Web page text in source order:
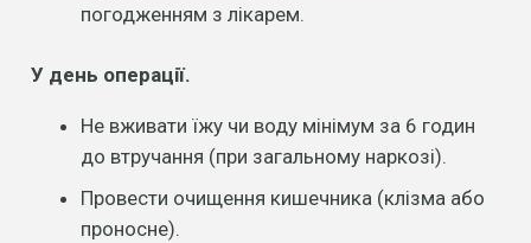
погодженням з лікарем.
У день операції.
Не вживати їжу чи воду мінімум за 6 годин
до втручання (при загальному наркозі).
Провести очищення кишечника (клізма або
проносне).